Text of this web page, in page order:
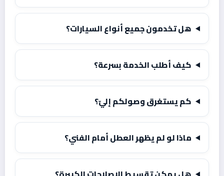
هل تخدمون جميع أنواع السيارات؟
كيف أطلب الخدمة بسرعة؟
كم يستغرق وصولكم إليّ؟
ماذا لو لم يظهر العطل أمام الفني؟